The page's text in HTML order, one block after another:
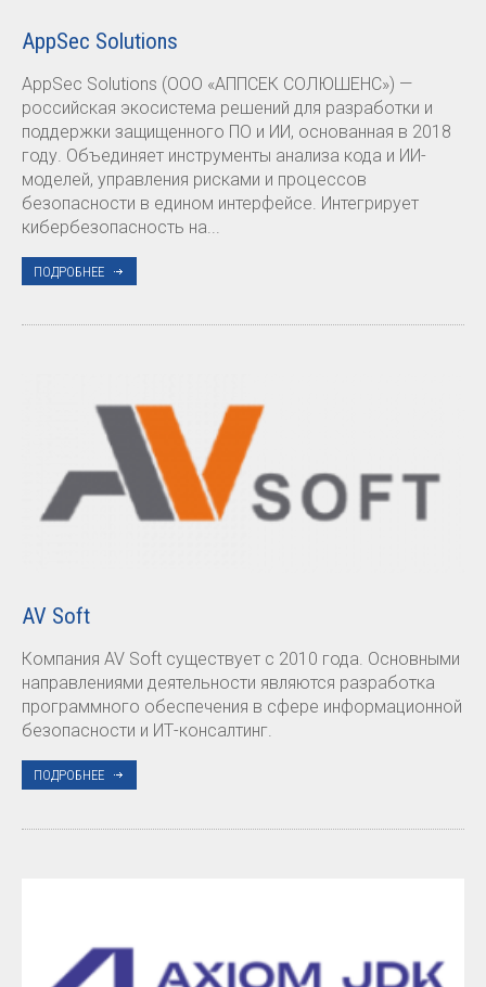
AppSec Solutions
AppSec Solutions (ООО «АППСЕК СОЛЮШЕНС») —
российская экосистема решений для разработки и
поддержки защищенного ПО и ИИ, основанная в 2018
году. Объединяет инструменты анализа кода и ИИ-
моделей, управления рисками и процессов
безопасности в едином интерфейсе. Интегрирует
кибербезопасность на...
ПОДРОБНЕЕ
AV Soft
Компания AV Soft существует с 2010 года. Основными
направлениями деятельности являются разработка
программного обеспечения в сфере информационной
безопасности и ИТ-консалтинг.
ПОДРОБНЕЕ